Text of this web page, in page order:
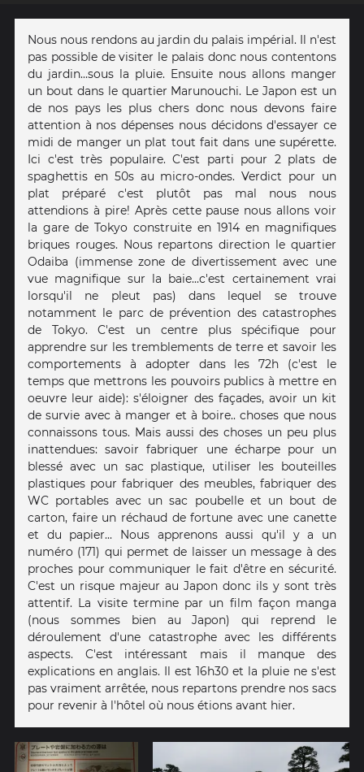
Nous nous rendons au jardin du palais impérial. Il n'est
pas possible de visiter le palais donc nous contentons
du jardin...sous la pluie. Ensuite nous allons manger
un bout dans le quartier Marunouchi. Le Japon est un
de nos pays les plus chers donc nous devons faire
attention à nos dépenses nous décidons d'essayer ce
midi de manger un plat tout fait dans une supérette.
Ici c'est très populaire. C'est parti pour 2 plats de
spaghettis en 50s au micro-ondes. Verdict pour un
plat préparé c'est plutôt pas mal nous nous
attendions à pire! Après cette pause nous allons voir
la gare de Tokyo construite en 1914 en magnifiques
briques rouges. Nous repartons direction le quartier
Odaiba (immense zone de divertissement avec une
vue magnifique sur la baie...c'est certainement vrai
lorsqu'il ne pleut pas) dans lequel se trouve
notamment le parc de prévention des catastrophes
de Tokyo. C'est un centre plus spécifique pour
apprendre sur les tremblements de terre et savoir les
comportements à adopter dans les 72h (c'est le
temps que mettrons les pouvoirs publics à mettre en
oeuvre leur aide): s'éloigner des façades, avoir un kit
de survie avec à manger et à boire.. choses que nous
connaissons tous. Mais aussi des choses un peu plus
inattendues: savoir fabriquer une écharpe pour un
blessé avec un sac plastique, utiliser les bouteilles
plastiques pour fabriquer des meubles, fabriquer des
WC portables avec un sac poubelle et un bout de
carton, faire un réchaud de fortune avec une canette
et du papier... Nous apprenons aussi qu'il y a un
numéro (171) qui permet de laisser un message à des
proches pour communiquer le fait d'être en sécurité.
C'est un risque majeur au Japon donc ils y sont très
attentif. La visite termine par un film façon manga
(nous sommes bien au Japon) qui reprend le
déroulement d'une catastrophe avec les différents
aspects. C'est intéressant mais il manque des
explications en anglais. Il est 16h30 et la pluie ne s'est
pas vraiment arrêtée, nous repartons prendre nos sacs
pour revenir à l'hôtel où nous étions avant hier.